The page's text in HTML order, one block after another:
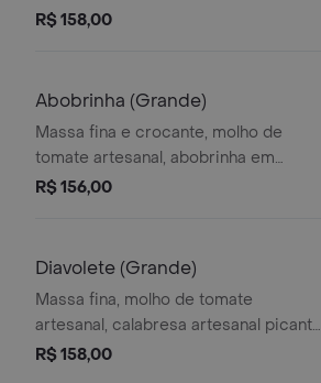
cereja e presunto parma
R$ 158,00
Abobrinha (Grande)
Massa fina e crocante, molho de
tomate artesanal, abobrinha em
lminas finas, mozzarella e grana
R$ 156,00
Diavolete (Grande)
Massa fina, molho de tomate
artesanal, calabresa artesanal picante
em fatias, mozzarella e cebola
R$ 158,00